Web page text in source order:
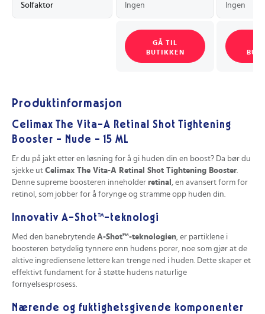
Solfaktor Ingen Ingen
GÅ TIL
BUTIKKEN
Produktinformasjon
Celimax The Vita-A Retinal Shot Tightening
Booster - Nude - 15 ML
Er du på jakt etter en løsning for å gi huden din en boost? Da bør du
sjekke ut Celimax The Vita-A Retinal Shot Tightening Booster
Denne supreme boosteren inneholder retinal
, en avansert form for
retinol, som jobber for å forynge og stramme opp huden din.
Innovativ A-Shot™-teknologi
Med den banebrytende A-Shot™-teknologien , er partiklene i
boosteren betydelig tynnere enn hudens porer, noe som gjør at de
aktive ingrediensene lettere kan trenge ned i huden. Dette skaper et
effektivt fundament for å støtte hudens naturlige
fornyelsesprosess.
Nærende og fuktighetsgivende komponenter